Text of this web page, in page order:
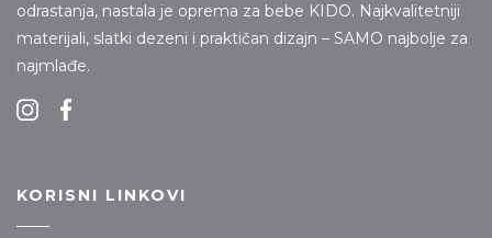
odrastanja, nastala je oprema za bebe KIDO. Najkvalitetniji
materijali, slatki dezeni i praktičan dizajn – SAMO najbolje za
najmlađe.
KORISNI LINKOVI